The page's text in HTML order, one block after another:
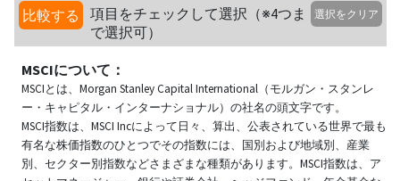
比較する
項目をチェックして選択（※4つま
で選択可）
選択をクリア
MSCIについて：
MSCIとは、Morgan Stanley Capital International（モルガン・スタンレ
ー・キャピタル・インターナショナル）の社名の頭文字です。
MSCI指数は、MSCI Incによって日々、算出、公表されている世界で最も
有名な株価指数のひとつでその指数には、国別および地域別、産業
別、セクター別指数などさまざまな種類があります。MSCI指数は、ア